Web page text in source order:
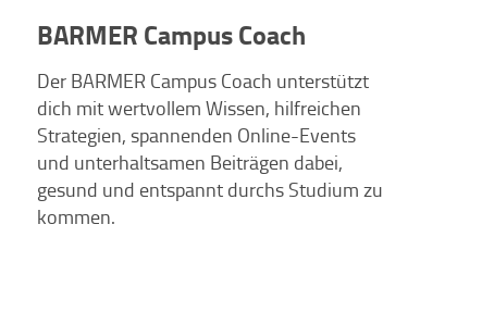
BARMER Campus Coach
Der BARMER Campus Coach unterstützt
dich mit wertvollem Wissen, hilfreichen
Strategien, spannenden Online-Events
und unterhaltsamen Beiträgen dabei,
gesund und entspannt durchs Studium zu
kommen.